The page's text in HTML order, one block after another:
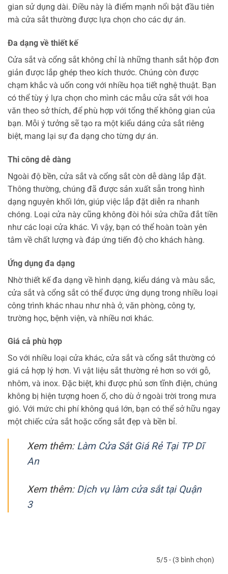
gian sử dụng dài. Điều này là điểm mạnh nổi bật đầu tiên
mà cửa sắt thường được lựa chọn cho các dự án.
Đa dạng về thiết kế
Cửa sắt và cổng sắt không chỉ là những thanh sắt hộp đơn
giản được lắp ghép theo kích thước. Chúng còn được
chạm khắc và uốn cong với nhiều họa tiết nghệ thuật. Bạn
có thể tùy ý lựa chọn cho mình các mẫu cửa sắt với hoa
văn theo sở thích, để phù hợp với tổng thể không gian của
bạn. Mỗi ý tưởng sẽ tạo ra một kiểu dáng cửa sắt riêng
biệt, mang lại sự đa dạng cho từng dự án.
Thi công dễ dàng
Ngoài độ bền, cửa sắt và cổng sắt còn dễ dàng lắp đặt.
Thông thường, chúng đã được sản xuất sẵn trong hình
dạng nguyên khối lớn, giúp việc lắp đặt diễn ra nhanh
chóng. Loại cửa này cũng không đòi hỏi sửa chữa đắt tiền
như các loại cửa khác. Vì vậy, bạn có thể hoàn toàn yên
tâm về chất lượng và đáp ứng tiến độ cho khách hàng.
Ứng dụng đa dạng
Nhờ thiết kế đa dạng về hình dạng, kiểu dáng và màu sắc,
cửa sắt và cổng sắt có thể được ứng dụng trong nhiều loại
công trình khác nhau như nhà ở, văn phòng, công ty,
trường học, bệnh viện, và nhiều nơi khác.
Giá cả phù hợp
So với nhiều loại cửa khác, cửa sắt và cổng sắt thường có
giá cả hợp lý hơn. Vì vật liệu sắt thường rẻ hơn so với gỗ,
nhôm, và inox. Đặc biệt, khi được phủ sơn tĩnh điện, chúng
không bị hiện tượng hoen ố, cho dù ở ngoài trời trong mưa
gió. Với mức chi phí không quá lớn, bạn có thể sở hữu ngay
một chiếc cửa sắt hoặc cổng sắt đẹp và bền bỉ.
Xem thêm: Làm Cửa Sắt Giá Rẻ Tại TP Dĩ
An
Xem thêm: Dịch vụ làm cửa sắt tại Quận
3
5/5 - (3 bình chọn)